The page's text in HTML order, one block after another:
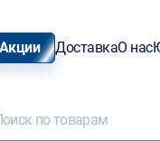
Акции ДоставкаО нас